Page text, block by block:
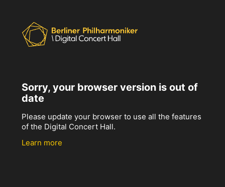
Sorry, your browser version is out of
date
Please update your browser to use all the features
of the Digital Concert Hall.
Learn more